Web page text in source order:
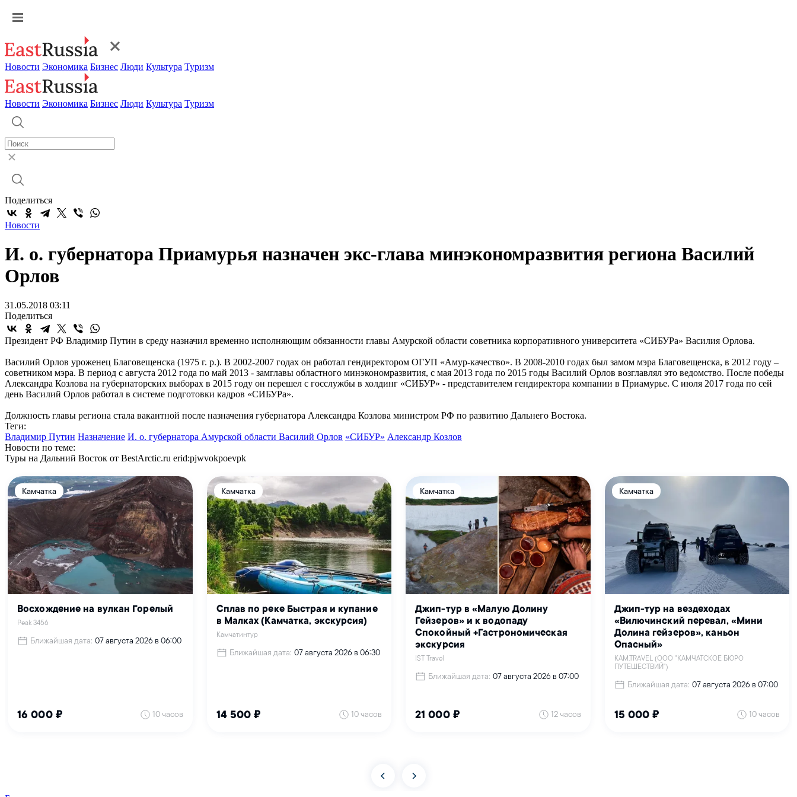
Новости Экономика Бизнес Люди Культура Туризм
Новости Экономика Бизнес Люди Культура Туризм
Поделиться
Новости
И. о. губернатора Приамурья назначен экс-глава минэкономразвития региона Василий
Орлов
31.05.2018 03:11
Поделиться
Президент РФ Владимир Путин в среду назначил временно исполняющим обязанности главы Амурской области советника корпоративного университета «СИБУРа» Василия Орлова.
Василий Орлов уроженец Благовещенска (1975 г. р.). В 2002-2007 годах он работал гендиректором ОГУП «Амур-качество». В 2008-2010 годах был замом мэра Благовещенска, в 2012 году –
советником мэра. В период с августа 2012 года по май 2013 - замглавы областного минэкономразвития, с мая 2013 года по 2015 годы Василий Орлов возглавлял это ведомство. После победы
Александра Козлова на губернаторских выборах в 2015 году он перешел с госслужбы в холдинг «СИБУР» - представителем гендиректора компании в Приамурье. С июля 2017 года по сей
день Василий Орлов работал в системе подготовки кадров «СИБУРа».
Должность главы региона стала вакантной после назначения губернатора Александра Козлова министром РФ по развитию Дальнего Востока.
Теги:
Владимир Путин Назначение И. о. губернатора Амурской области Василий Орлов «СИБУР» Александр Козлов
Новости по теме:
Туры на Дальний Восток от BestArctic.ru erid:pjwvokpoevpk